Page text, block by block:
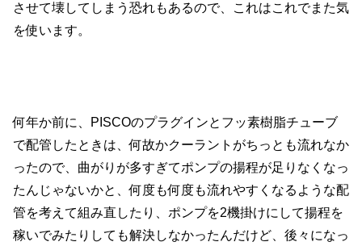
させて壊してしまう恐れもあるので、これはこれでまた気
を使います。
何年か前に、PISCOのプラグインとフッ素樹脂チューブ
で配管したときは、何故かクーラントがちっとも流れなか
ったので、曲がりが多すぎてポンプの揚程が足りなくなっ
たんじゃないかと、何度も何度も流れやすくなるような配
管を考えて組み直したり、ポンプを2機掛けにして揚程を
稼いでみたりしても解決しなかったんだけど、後々になっ